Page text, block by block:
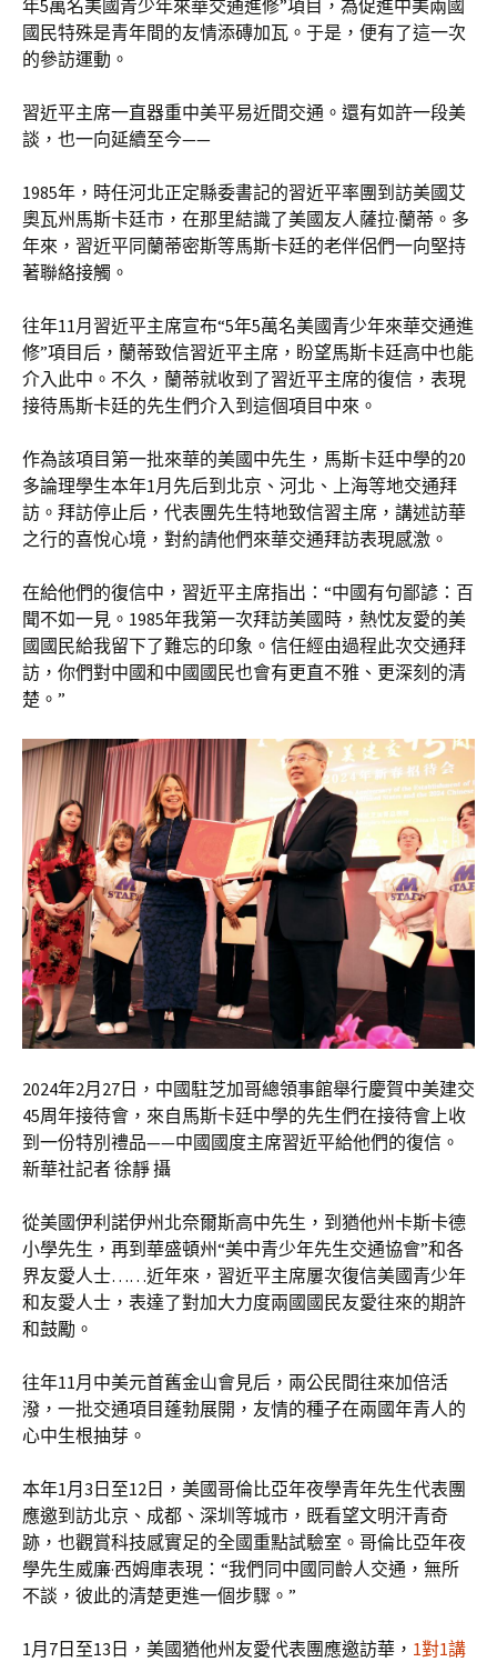
年5萬名美國青少年來華交通進修”項目，為促進中美兩國
國民特殊是青年間的友情添磚加瓦。于是，便有了這一次
的參訪運動。
習近平主席一直器重中美平易近間交通。還有如許一段美
談，也一向延續至今——
1985年，時任河北正定縣委書記的習近平率團到訪美國艾
奧瓦州馬斯卡廷市，在那里結識了美國友人薩拉·蘭蒂。多
年來，習近平同蘭蒂密斯等馬斯卡廷的老伴侶們一向堅持
著聯絡接觸。
往年11月習近平主席宣布“5年5萬名美國青少年來華交通進
修”項目后，蘭蒂致信習近平主席，盼望馬斯卡廷高中也能
介入此中。不久，蘭蒂就收到了習近平主席的復信，表現
接待馬斯卡廷的先生們介入到這個項目中來。
作為該項目第一批來華的美國中先生，馬斯卡廷中學的20
多論理學生本年1月先后到北京、河北、上海等地交通拜
訪。拜訪停止后，代表團先生特地致信習主席，講述訪華
之行的喜悅心境，對約請他們來華交通拜訪表現感激。
在給他們的復信中，習近平主席指出：“中國有句鄙諺：百
聞不如一見。1985年我第一次拜訪美國時，熱忱友愛的美
國國民給我留下了難忘的印象。信任經由過程此次交通拜
訪，你們對中國和中國國民也會有更直不雅、更深刻的清
楚。”
2024年2月27日，中國駐芝加哥總領事館舉行慶賀中美建交
45周年接待會，來自馬斯卡廷中學的先生們在接待會上收
到一份特別禮品——中國國度主席習近平給他們的復信。
新華社記者 徐靜 攝
從美國伊利諾伊州北奈爾斯高中先生，到猶他州卡斯卡德
小學先生，再到華盛頓州“美中青少年先生交通協會”和各
界友愛人士……近年來，習近平主席屢次復信美國青少年
和友愛人士，表達了對加大力度兩國國民友愛往來的期許
和鼓勵。
往年11月中美元首舊金山會見后，兩公民間往來加倍活
潑，一批交通項目蓬勃展開，友情的種子在兩國年青人的
心中生根抽芽。
本年1月3日至12日，美國哥倫比亞年夜學青年先生代表團
應邀到訪北京、成都、深圳等城市，既看望文明汗青奇
跡，也觀賞科技感實足的全國重點試驗室。哥倫比亞年夜
學先生威廉·西姆庫表現：“我們同中國同齡人交通，無所
不談，彼此的清楚更進一個步驟。”
1月7日至13日，美國猶他州友愛代表團應邀訪華， 1對1講